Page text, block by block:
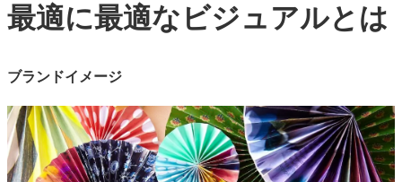
最適に最適なビジュアルとは
ブランドイメージ